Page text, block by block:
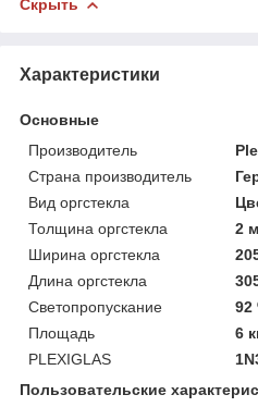
Скрыть
Характеристики
Основные
Производитель
Страна производитель
Вид оргстекла
Толщина оргстекла
2
Ширина оргстекла
Длина оргстекла
Светопропускание
92
Площадь
6
PLEXIGLAS
Пользовательские